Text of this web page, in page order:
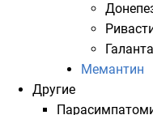
Мемантин
Другие